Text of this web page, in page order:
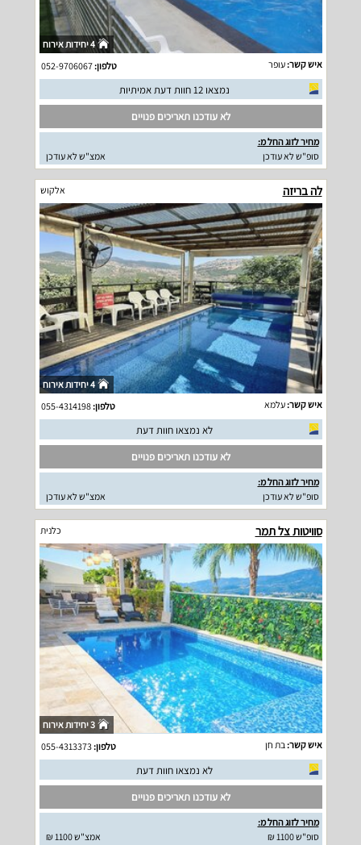
4 יחידות אירוח
איש קשר:עופר טלפון:052-9706067
נמצאו 12 חוות דעת אמיתיות
לא עודכנו תאריכים פנויים
מחיר לזוג החל מ:
סופ"ש לא עודכן
אמצ"ש לא עודכן
לה בריזה אלקוש
4 יחידות אירוח
איש קשר:עלמא טלפון:055-4314198
לא נמצאו חוות דעת
לא עודכנו תאריכים פנויים
מחיר לזוג החל מ:
סופ"ש לא עודכן
אמצ"ש לא עודכן
סוויטות צל תמר כלנית
3 יחידות אירוח
איש קשר: בת חן טלפון:055-4313373
לא נמצאו חוות דעת
לא עודכנו תאריכים פנויים
מחיר לזוג החל מ:
סופ"ש 1100 ₪
אמצ"ש 1100 ₪